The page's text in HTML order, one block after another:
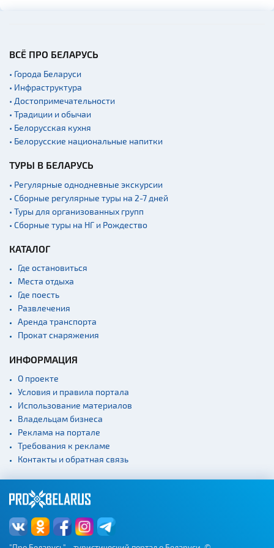
людям
Кладбище
Монастыри
Костелы
заказники
Спортивные
сооружения
Аэропорты
Железнодорожные
вокзалы
причалы
ВСЁ ПРО БЕЛАРУСЬ
• Города Беларуси
• Инфраструктура
• Достопримечательности
• Традиции и обычаи
• Белорусская кухня
• Белорусские национальные напитки
ТУРЫ В БЕЛАРУСЬ
• Регулярные однодневные экскурсии
• Сборные регулярные туры на 2-7 дней
• Туры для организованных групп
• Сборные туры на НГ и Рождество
КАТАЛОГ
Где остановиться
Места отдыха
Где поесть
Развлечения
Аренда транспорта
Прокат снаряжения
ИНФОРМАЦИЯ
О проекте
Условия и правила портала
Использование материалов
Владельцам бизнеса
Реклама на портале
Требования к рекламе
Контакты и обратная связь